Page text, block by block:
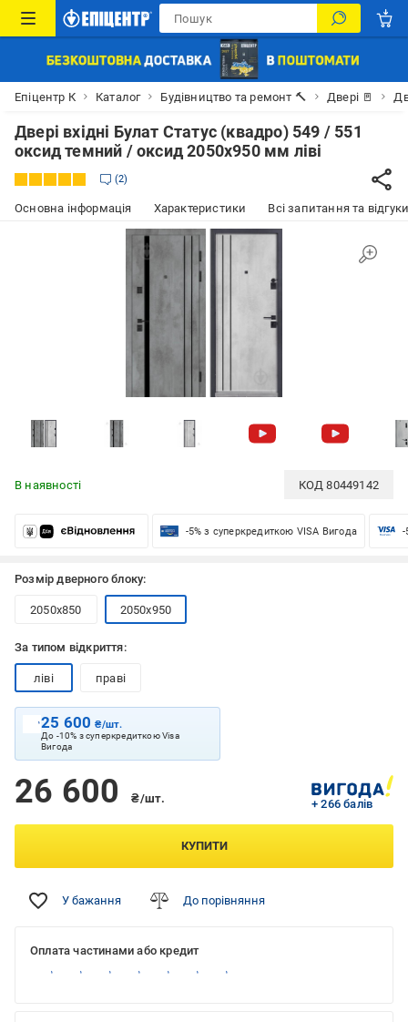
Епіцентр К Каталог Будівництво та ремонт 🔨 Двері 🚪
Двері вхідні Булат Статус (квадро) 549 / 551
оксид темний / оксид 2050x950 мм ліві
2
Основна інформація Характеристики Всі запитання та
В наявності КОД80449142
-5% з суперкредиткою VISA Вигода -
Розмір дверного блоку:
2050x850 2050x950
За типом відкриття:
ліві праві
25 600₴/шт.
До -10% з суперкредиткою Visa
Вигода
26 600 ₴/шт. + 266 балів
КУПИТИ
У бажання До порівняння
Оплата частинами або кредит